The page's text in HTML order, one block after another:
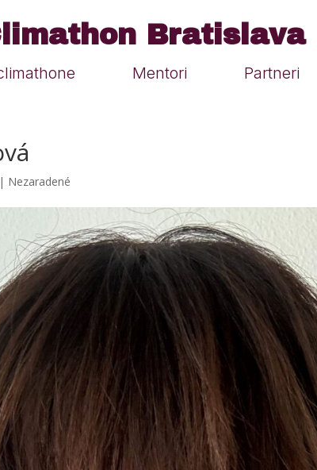
Bratislava
Mentori Partneri
| Nezaradené